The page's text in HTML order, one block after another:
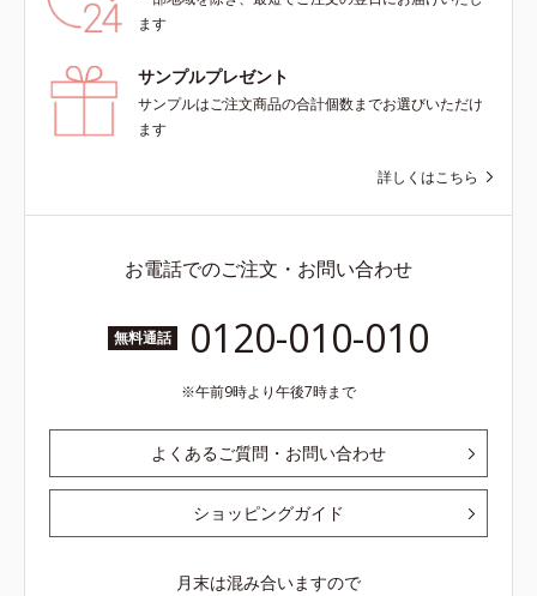
ます
サンプルプレゼント
サンプルはご注文商品の合計個数までお選びいただけ
ます
詳しくはこちら
お電話でのご注文・お問い合わせ
無料通話 0120-010-010
午前9時より午後7時まで
よくあるご質問・お問い合わせ
ショッピングガイド
月末は混み合いますので